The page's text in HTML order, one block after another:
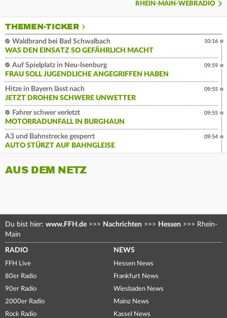
RHEIN-MAIN-WEBRADIO
THEMEN-TICKER
Waldbrand bei Bad Schwalbach
WAS DEN EINSATZ SO GEFÄHRLICH MACHT
10:16
Auf Spielplatz in Neu-Isenburg
FRAU SOLL JUGENDLICHE ANGEGRIFFEN HABEN
09:59
Hitze in Bayern lässt nach
JETZT DROHEN SCHWERE UNWETTER
09:55
Fahrer schwer verletzt
MOTORRADUNFALL IN BURGHAUN
09:55
A3 und Bahnstrecke gesperrt
AUTO STÜRZT AUF BAHNGLEISE
09:54
AUS DEM NETZ
Du bist hier: www.FFH.de >>> Nachrichten >>> Hessen >>> Rhein-
Main
RADIO
FFH Live
80er Radio
90er Radio
2000er Radio
Rock Radio
NEWS
Hessen News
Frankfurt News
Wiesbaden News
Mainz News
Kassel News